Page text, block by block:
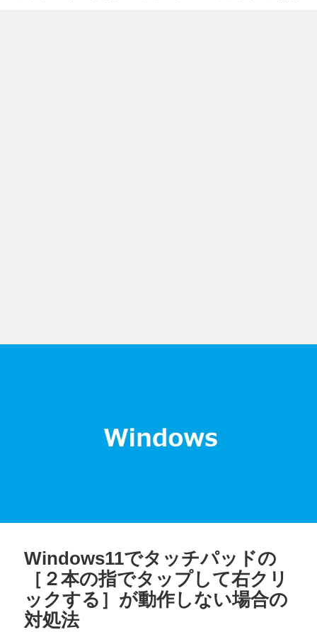
Windows11でタッチパッドの
［２本の指でタップして右クリ
ックする］が動作しない場合の
対処法